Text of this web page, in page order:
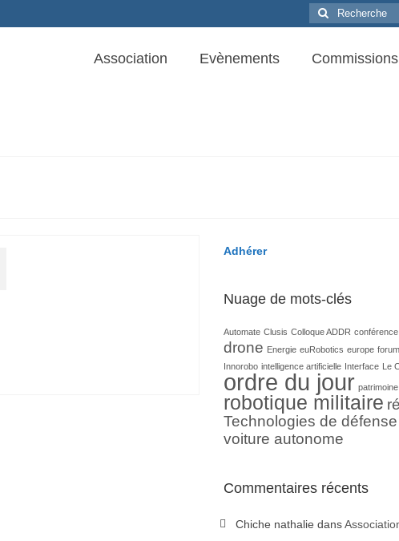
Rechercher
:
Association Evènements Commissions
Adhérer
Nuage de mots-clés
Automate Clusis Colloque ADDR conférence
drone Energie euRobotics europe forum
Innorobo intelligence artificielle Interface Le
ordre du jour patrimoine
robotique militaire
Technologies de défense
voiture autonome
Commentaires récents
Chiche nathalie dans